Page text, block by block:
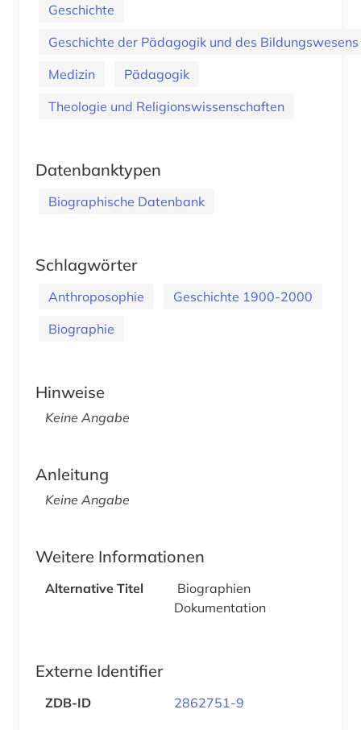
Geschichte
Geschichte der Pädagogik und des Bildungswesens
Medizin
Pädagogik
Theologie und Religionswissenschaften
Datenbanktypen
Biographische Datenbank
Schlagwörter
Anthroposophie
Geschichte 1900-2000
Biographie
Hinweise
Keine Angabe
Anleitung
Keine Angabe
Weitere Informationen
Alternative Titel
Biographien
Dokumentation
Externe Identifier
ZDB-ID 2862751-9